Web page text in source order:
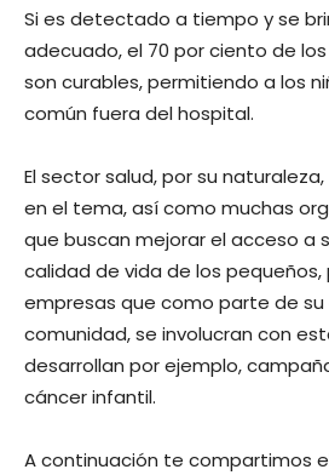
Si es detectado a tiempo y se
adecuado, el 70 por ciento de
son curables, permitiendo a los
común fuera del hospital.
El sector salud, por su
en el tema, así como muchas
que buscan mejorar el acceso a
calidad de vida de los
empresas que como parte de
comunidad, se involucran con
desarrollan por ejemplo,
cáncer infantil.
A continuación te compartimos